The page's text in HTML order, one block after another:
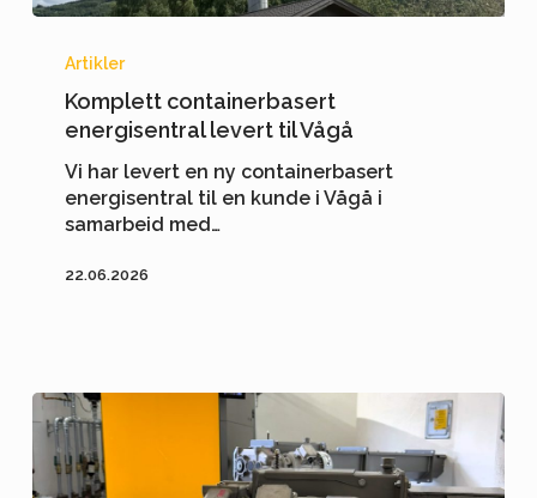
containerbasert
levert
Vågå
Artikler
Komplett containerbasert
energisentral levert til Vågå
Vi har levert en ny containerbasert
energisentral til en kunde i Vågå i
samarbeid med…
22.06.2026